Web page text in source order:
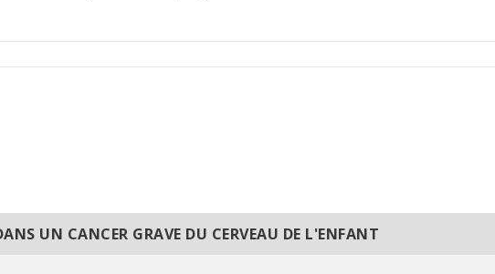
UN CANCER GRAVE DU CERVEAU DE L'ENFANT